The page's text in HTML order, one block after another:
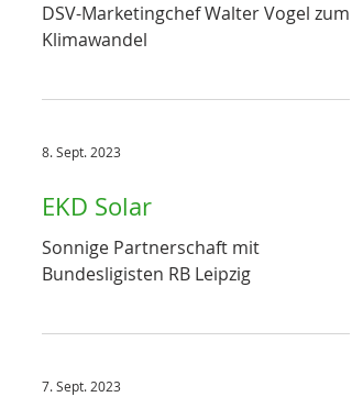
DSV-Marketingchef Walter Vogel zum
Klimawandel
8. Sept. 2023
EKD Solar
Sonnige Partnerschaft mit
Bundesligisten RB Leipzig
7. Sept. 2023